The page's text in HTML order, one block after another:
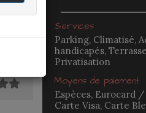
Services
Parking, Climatisé,
handicapés,
Privatisation
Moyens de paiement
Espèces, Eurocard
Carte Visa, Carte